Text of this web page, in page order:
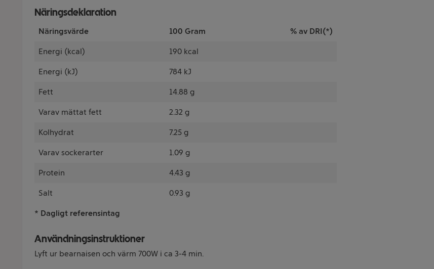
Näringsdeklaration
Näringsvärde 100 Gram % av DRI(*)
Energi (kcal) 190 kcal
Energi (kJ) 784 kJ
Fett 14.88 g
Varav mättat fett 2.32 g
Kolhydrat 7.25 g
Varav sockerarter 1.09 g
Protein 4.43 g
Salt 0.93 g
* Dagligt referensintag
Användningsinstruktioner
Lyft ur bearnaisen och värm 700W i ca 3-4 min.